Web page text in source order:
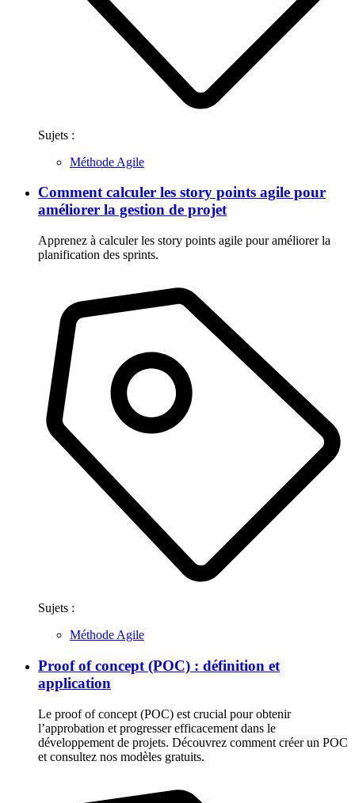
Sujets :
Méthode Agile
Comment calculer les story points agile pour
améliorer la gestion de projet
Apprenez à calculer les story points agile pour améliorer la
planification des sprints.
Sujets :
Méthode Agile
Proof of concept (POC) : définition et
application
Le proof of concept (POC) est crucial pour obtenir
l’approbation et progresser efficacement dans le
développement de projets. Découvrez comment créer un POC
et consultez nos modèles gratuits.